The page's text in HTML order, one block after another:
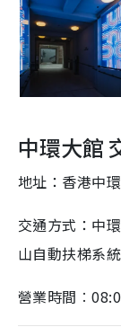
中環大館
地址：香港中
交通方式：中
山自動扶梯系
營業時間